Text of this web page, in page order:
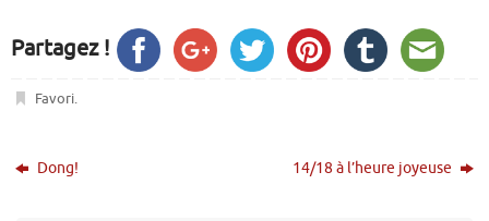
Partagez !
Favori.
Dong! 14/18 à l’heure joyeuse